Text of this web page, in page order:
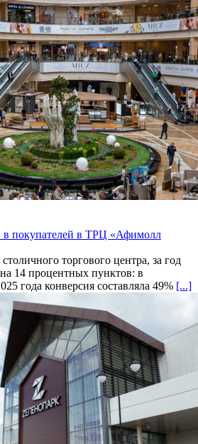
в покупателей в ТРЦ «Афимолл
торгового центра, за год
14 процентных пунктов: в
года конверсия составляла 49% [...]